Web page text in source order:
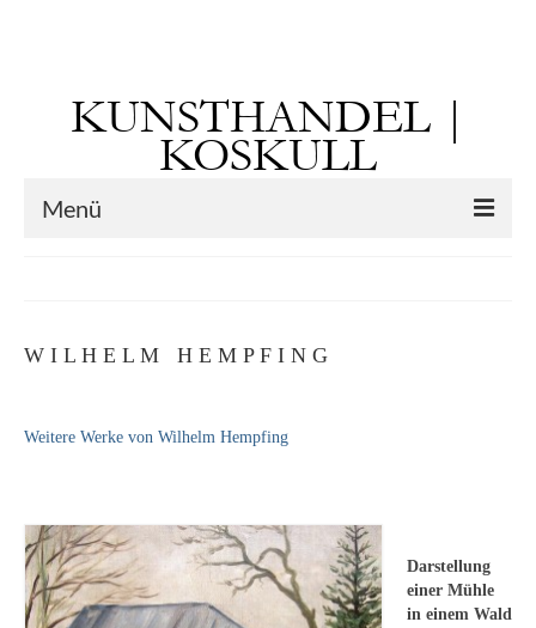
KUNSTHANDEL |
KOSKULL
Menü
– 02.06.1851 ebd.)
Leonhard Heinrich Hessel
George Paice
W I L H E L M H E M P F I N G
Weitere Werke von Wilhelm Hempfing
Darstellung
einer Mühle
in einem Wald